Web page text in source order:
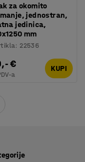
za okomito
jednostran,
jedinica,
mm
: 22536
€
a
KUPI